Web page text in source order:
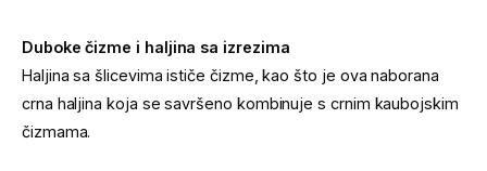
Duboke čizme i haljina sa izrezima
Haljina sa šlicevima ističe čizme, kao što je ova naborana
crna haljina koja se savršeno kombinuje s crnim kaubojskim
čizmama.